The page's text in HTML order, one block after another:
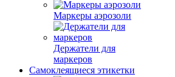
Маркеры аэрозоли
Держатели для
маркеров
Самоклеящиеся этикетки